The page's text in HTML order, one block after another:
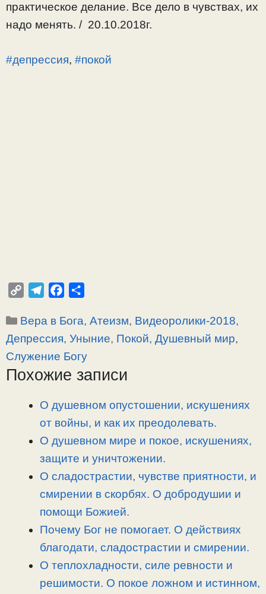
практическое делание. Все дело в чувствах, их
надо менять. / 20.10.2018г.
#депрессия, #покой
p
y
n
l
e
a
c
b
o
р
и
Рубрики
Вера в Бога, Атеизм, Видеоролики-2018,
Депрессия, Уныние, Покой, Душевный мир,
Служение Богу
Похожие записи
О душевном опустошении, искушениях
от войны, и как их преодолевать.
О душевном мире и покое, искушениях,
защите и уничтожении.
О сладострастии, чувстве приятности, и
смирении в скорбях. О добродушии и
помощи Божией.
Почему Бог не помогает. О действиях
благодати, сладострастии и смирении.
О теплохладности, силе ревности и
решимости. О покое ложном и истинном,